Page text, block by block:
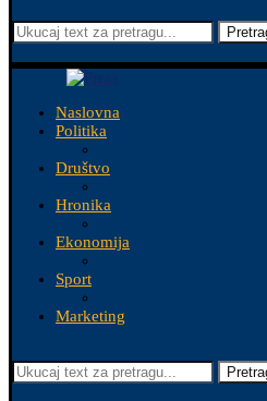
Naslovna
Politika
Društvo
Hronika
Ekonomija
Sport
Marketing